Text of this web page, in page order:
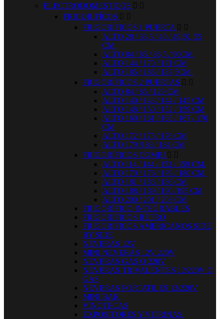
ELECTRODOMESTICOS  
FRIGORIFÍCOS  
FRIGORÍFICOS 1 PUERTA  
ALTO 28 / 33,5 / 40 / 49,50, 55
CM.
ALTO 84 / 85 / 86,5 / 90CM.
ALTO 144 / 170 / 171 CM
ALTO 185 / 186 / 187,5CM.
FRIGORÍFICOS 2 PUERTAS  
ALTO 84 / 85 / 129 CM
ALTO 140 / 143 / 144 / 145 CM
ALTO 148 / 150 / 152 / 159 CM
ALTO 160 / 161 / 165 / 167 / 170
CM
ALTO 172 / 175 / 176 CM
ALTO 179 /183 / 184 CM
FRIGORÍFICOS COMBI  
ALTO 114 / 144 / 152 / 159 CM.
ALTO 170 / 176 / 179 / 180 CM.
ALTO 181 / 185 / 186 CM
ALTO 188 / 189 / 190 /195 CM
ALTO 200 / 201 / 203 CM
FRIGORÍFICO INTEGRABLES
FRIGORIFICOS RETRO
FRIGORIFICOS AMERICANOS SIDE
BY SIDE
NEVERAS 12V
MINI NEVERAS 12V 220V
NEVERAS GAS O 220V
NEVERAS TRIVALENTES 12/220V O
GAS
NEVERAS PORTATILES 12/220V
MINI BAR
VINOTECAS
EXPOSITORES Y VITRINAS.